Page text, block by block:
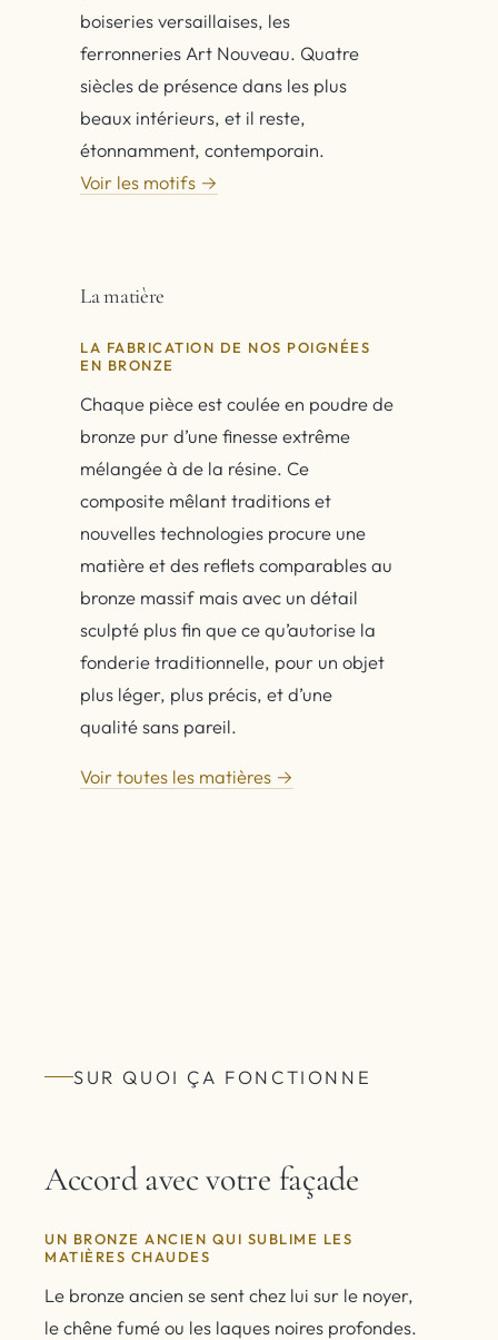
boiseries versaillaises, les
ferronneries Art Nouveau. Quatre
siècles de présence dans les plus
beaux intérieurs, et il reste,
étonnamment, contemporain.
Voir les motifs →
La matière
LA FABRICATION DE NOS POIGNÉES
EN BRONZE
Chaque pièce est coulée en poudre de
bronze pur d’une finesse extrême
mélangée à de la résine. Ce
composite mêlant traditions et
nouvelles technologies procure une
matière et des reflets comparables au
bronze massif mais avec un détail
sculpté plus fin que ce qu’autorise la
fonderie traditionnelle, pour un objet
plus léger, plus précis, et d’une
qualité sans pareil.
Voir toutes les matières →
SUR QUOI ÇA FONCTIONNE
Accord avec votre façade
UN BRONZE ANCIEN QUI SUBLIME LES
MATIÈRES CHAUDES
Le bronze ancien se sent chez lui sur le noyer,
le chêne fumé ou les laques noires profondes.